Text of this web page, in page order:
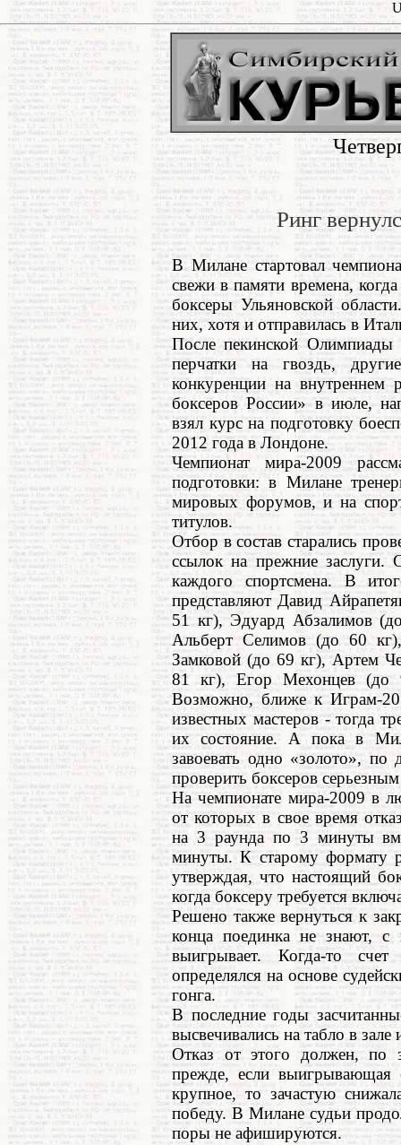
Ринг
В Милане стартовал
свежи в памяти времена,
боксеры Ульяновской
них, хотя и отправилась в
После пекинской Олимпиады
перчатки на гвоздь,
конкуренции на
боксеров России» в июле,
взял курс на подготовку
2012 года в Лондоне.
Чемпионат мира-2009
подготовки: в Милане
мировых форумов, и на
титулов.
Отбор в состав старались
ссылок на прежние заслуги.
каждого спортсмена. В
представляют Давид
51 кг), Эдуард Абзалимов
Альберт Селимов (до 60
Замковой (до 69 кг), Артем
81 кг), Егор Мехонцев (до
Возможно, ближе к Играм-
известных мастеров - тогда
их состояние. А пока в
завоевать одно «золото»,
проверить боксеров
На чемпионате мира-2009 в
от которых в свое время
на 3 раунда по 3 минуты
минуты. К старому формату
утверждая, что настоящий
когда боксеру требуется
Решено также вернуться к
конца поединка не знают, с
выигрывает. Когда-то
определялся на основе
гонга.
В последние годы
высвечивались на табло в
Отказ от этого должен, по
прежде, если выигрывающая
крупное, то зачастую
победу. В Милане судьи
поры не афишируются.